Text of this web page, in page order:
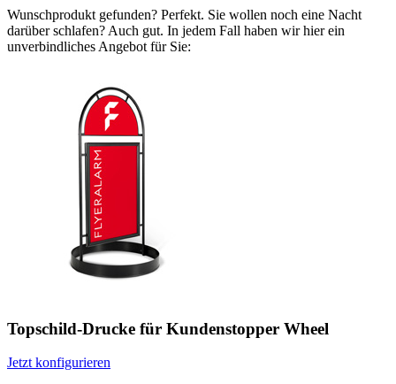
Wunschprodukt gefunden? Perfekt. Sie wollen noch eine Nacht
darüber schlafen? Auch gut. In jedem Fall haben wir hier ein
unverbindliches Angebot für Sie:
Topschild-Drucke für Kundenstopper Wheel
Jetzt konfigurieren